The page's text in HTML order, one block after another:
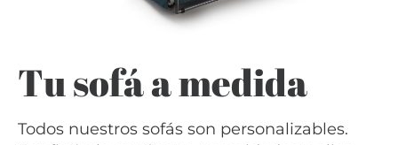
Tu sofá a medida
Todos nuestros sofás son personalizables.